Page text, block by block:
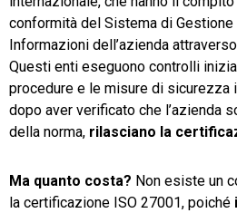
conformità del Sistema di
Informazioni dell’azienda
Questi enti eseguono controlli
procedure e le misure di sicurezza
dopo aver verificato che l’azienda
della norma, rilasciano la
Ma quanto costa? Non esiste un
la certificazione ISO 27001, poiché